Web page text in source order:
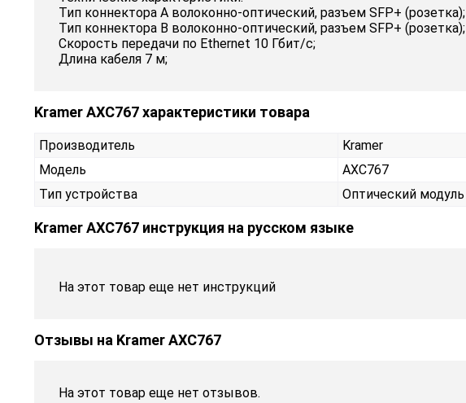
Тип коннектора A волоконно-оптический, разъем SFP+ (розетка);
Тип коннектора B волоконно-оптический, разъем SFP+ (розетка);
Скорость передачи по Ethernet 10 Гбит/с;
Длина кабеля 7 м;
Kramer AXC767 характеристики товара
Производитель
Kramer
Модель
AXC767
Тип устройства
Оптический модуль
Kramer AXC767 инструкция на русском языке
На этот товар еще нет инструкций
Отзывы на Kramer AXC767
На этот товар еще нет отзывов.